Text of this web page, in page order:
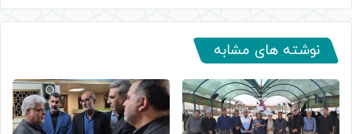
نوشته های مشابه